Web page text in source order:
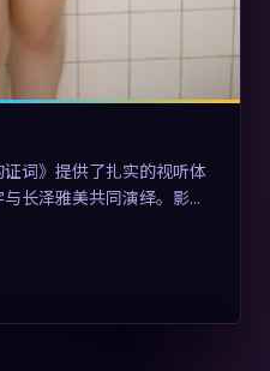
词》提供了扎实的视听体
长泽雅美共同演绎。影片
罪案类型框架内探讨制度
畅、人物关系与情节反
大利亚电影」的用户。